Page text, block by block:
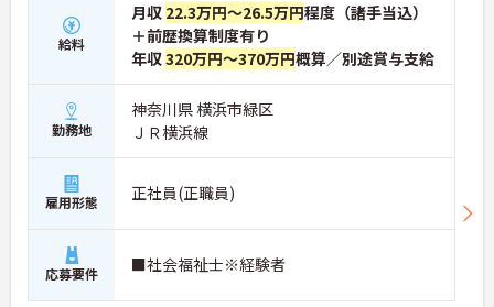
給料
月収 22.3万円～26.5万円程度（諸手当込）
＋前歴換算制度有り
年収320万円～370万円概算／別途賞与支給
勤務地
神奈川県 横浜市緑区
ＪＲ横浜線
雇用形態 正社員(正職員)
応募要件 ■社会福祉士※経験者